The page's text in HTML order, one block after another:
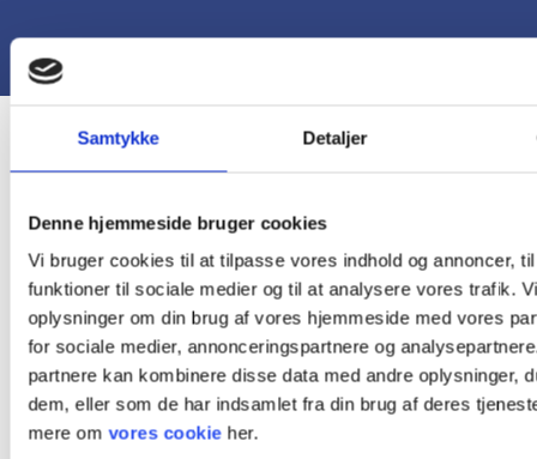
Samtykke Detaljer
Denne hjemmeside bruger cookies
Vi bruger cookies til at tilpasse vores indhold og annoncer,
funktioner til sociale medier og til at analysere vores trafik.
oplysninger om din brug af vores hjemmeside med vores
for sociale medier, annonceringspartnere og
partnere kan kombinere disse data med andre oplysninger,
dem, eller som de har indsamlet fra din brug af deres
mere om vores cookie her.